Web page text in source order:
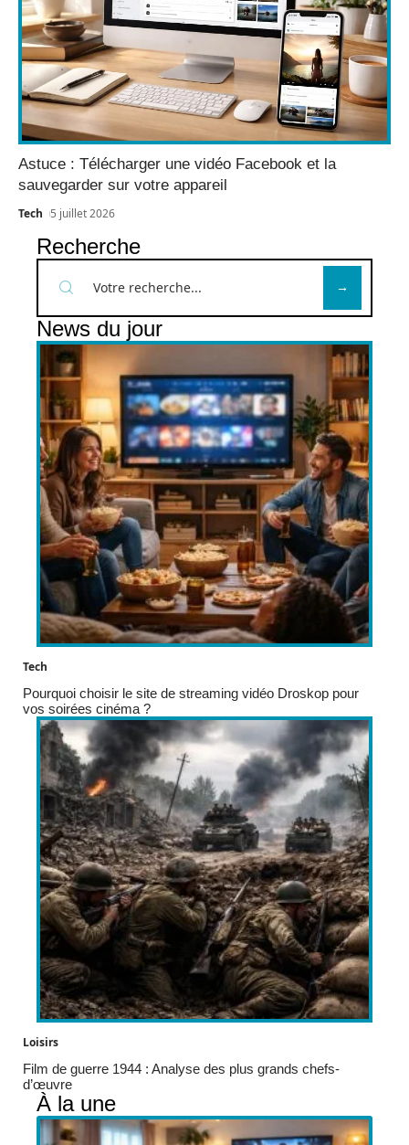
Astuce : Télécharger une vidéo Facebook et la
sauvegarder sur votre appareil
Tech 5 juillet 2026
Recherche
News du jour
Tech
Pourquoi choisir le site de streaming vidéo Droskop pour
vos soirées cinéma ?
Loisirs
Film de guerre 1944 : Analyse des plus grands chefs-
d’œuvre
À la une